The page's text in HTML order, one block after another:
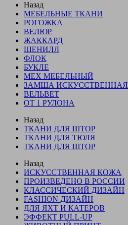
Назад
МЕБЕЛЬНЫЕ ТКАНИ
РОГОЖКА
ВЕЛЮР
ЖАККАРД
ШЕНИЛЛ
ФЛОК
БУКЛЕ
МЕХ МЕБЕЛЬНЫЙ
ЗАМША ИСКУССТВЕННАЯ
ВЕЛЬВЕТ
ОТ 1 РУЛОНА
Назад
ТКАНИ ДЛЯ ШТОР
ТКАНИ ДЛЯ ТЮЛЯ
ТКАНИ ДЛЯ ШТОР
Назад
ИСКУССТВЕННАЯ КОЖА
ПРОИЗВЕДЕНО В РОССИИ
КЛАССИЧЕСКИЙ ДИЗАЙН
FASHION ДИЗАЙН
ДЛЯ ЯХТ И КАТЕРОВ
ЭФФЕКТ PULL-UP